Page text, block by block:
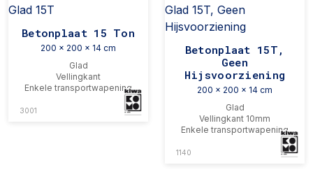
Betonplaat 15 Ton
200 x 200 x 14 cm
Glad
Vellingkant
Enkele transportwapening
3001
Betonplaat 15T,
Geen
Hijsvoorziening
200 x 200 x 14 cm
Glad
Vellingkant 10mm
Enkele transportwapening
1140